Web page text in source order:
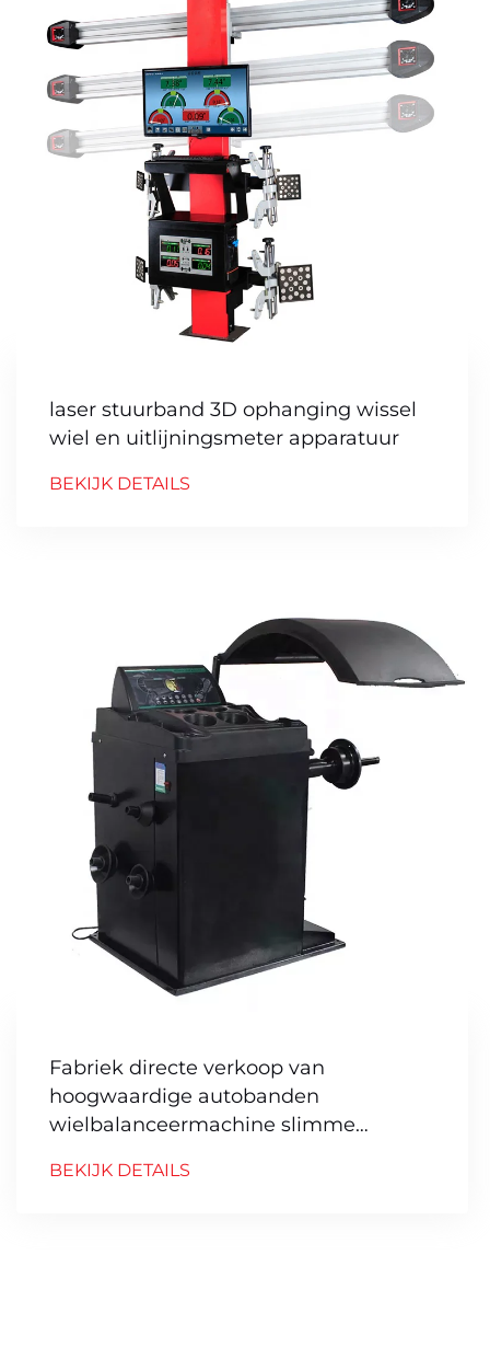
laser stuurband 3D ophanging wissel
wiel en uitlijningsmeter apparatuur
BEKIJK DETAILS
Fabriek directe verkoop van
hoogwaardige autobanden
wielbalanceermachine slimme
BEKIJK DETAILS